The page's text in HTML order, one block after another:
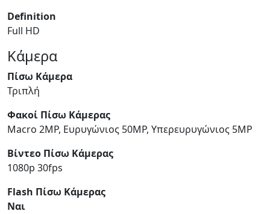
Definition
Full HD
Κάμερα
Πίσω Κάμερα
Τριπλή
Φακοί Πίσω Κάμερας
Macro 2MP, Ευρυγώνιος 50MP, Υπερευρυγώνιος 5MP
Βίντεο Πίσω Κάμερας
1080p 30fps
Flash Πίσω Κάμερας
Ναι